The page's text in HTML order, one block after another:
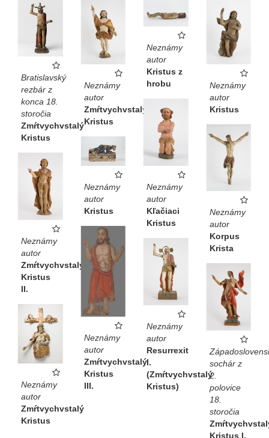
Bratislavský
rezbár z
konca 18.
storočia
Zmŕtvychvstalý
Kristus
Neznámy
autor
Zmŕtvychvstalý
Kristus
Neznámy
autor
Kristus z
hrobu
Neznámy
autor
Kristus
Neznámy
autor
Kľačiaci
Kristus
Neznámy
autor
Korpus
Krista
Neznámy
autor
Kristus
Neznámy
autor
Zmŕtvychvstalý
Kristus
II.
Neznámy
autor
Zmŕtvychvstalý
Kristus
III.
Neznámy
autor
Resurrexit
I.
(Zmŕtvychvstalý
Kristus)
sochár z
2.
polovice
18.
storočia
Kristus I.
Neznámy
autor
Zmŕtvychvstalý
Kristus